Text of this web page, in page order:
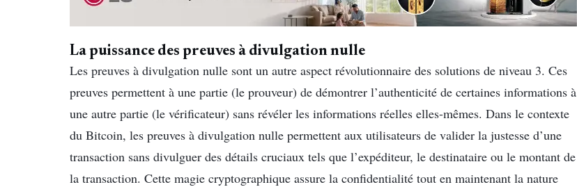
La puissance des preuves à divulgation nulle
Les preuves à divulgation nulle sont un autre aspect révolutionnaire des solutions de niveau 3. Ces
preuves permettent à une partie (le prouveur) de démontrer l’authenticité de certaines informations à
une autre partie (le vérificateur) sans révéler les informations réelles elles-mêmes. Dans le contexte
du Bitcoin, les preuves à divulgation nulle permettent aux utilisateurs de valider la justesse d’une
transaction sans divulguer des détails cruciaux tels que l’expéditeur, le destinataire ou le montant de
la transaction. Cette magie cryptographique assure la confidentialité tout en maintenant la nature